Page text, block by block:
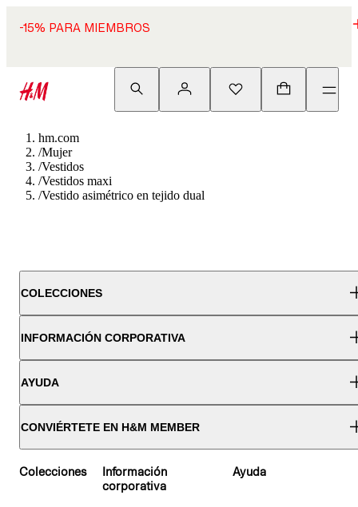
-15% PARA MIEMBROS
hm.com
/Mujer
/Vestidos
/Vestidos maxi
/Vestido asimétrico en tejido dual
COLECCIONES
INFORMACIÓN CORPORATIVA
AYUDA
CONVIÉRTETE EN H&M MEMBER
Colecciones
Información
corporativa
Ayuda